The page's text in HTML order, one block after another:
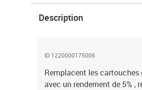
Description
ID 1220000175006
Remplacent les cartouches
avec un rendement de 5% ,